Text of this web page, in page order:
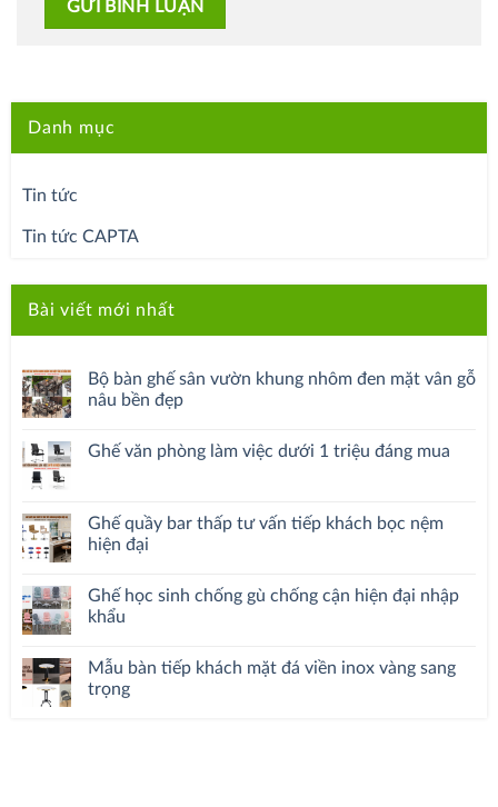
Danh mục
Tin tức
Tin tức CAPTA
Bài viết mới nhất
Bộ bàn ghế sân vườn khung nhôm đen mặt vân gỗ
nâu bền đẹp
Ghế văn phòng làm việc dưới 1 triệu đáng mua
Ghế quầy bar thấp tư vấn tiếp khách bọc nệm
hiện đại
Ghế học sinh chống gù chống cận hiện đại nhập
khẩu
Mẫu bàn tiếp khách mặt đá viền inox vàng sang
trọng